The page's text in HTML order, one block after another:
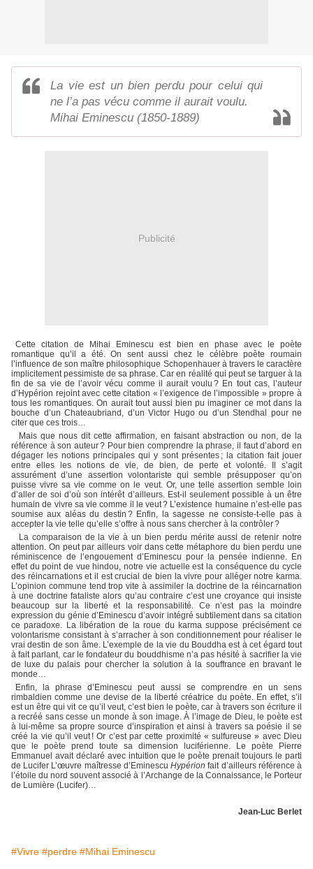
La vie est un bien perdu pour celui qui
ne l’a pas vécu comme il aurait voulu.
Mihai Eminescu (1850-1889)
Publicité
Cette citation de Mihai Eminescu est bien en phase avec le poète
romantique qu’il a été. On sent aussi chez le célèbre poète roumain
l’influence de son maître philosophique Schopenhauer à travers le caractère
implicitement pessimiste de sa phrase. Car en réalité qui peut se targuer à la
fin de sa vie de l’avoir vécu comme il aurait voulu ? En tout cas, l’auteur
d’Hypérion rejoint avec cette citation « l’exigence de l’impossible » propre à
tous les romantiques. On aurait tout aussi bien pu imaginer ce mot dans la
bouche d’un Chateaubriand, d’un Victor Hugo ou d’un Stendhal pour ne
citer que ces trois…
Mais que nous dit cette affirmation, en faisant abstraction ou non, de la
référence à son auteur ? Pour bien comprendre la phrase, il faut d’abord en
dégager les notions principales qui y sont présentes ; la citation fait jouer
entre elles les notions de vie, de bien, de perte et volonté. Il s’agit
assurément d’une assertion volontariste qui semble présupposer qu’on
puisse vivre sa vie comme on le veut. Or, une telle assertion semble loin
d’aller de soi d’où son intérêt d’ailleurs. Est-il seulement possible à un être
humain de vivre sa vie comme il le veut ? L’existence humaine n’est-elle pas
soumise aux aléas du destin ? Enfin, la sagesse ne consiste-t-elle pas à
accepter la vie telle qu’elle s’offre à nous sans chercher à la contrôler ?
La comparaison de la vie à un bien perdu mérite aussi de retenir notre
attention. On peut par ailleurs voir dans cette métaphore du bien perdu une
réminiscence de l’engouement d’Eminescu pour la pensée indienne. En
effet du point de vue hindou, notre vie actuelle est la conséquence du cycle
des réincarnations et il est crucial de bien la vivre pour alléger notre karma.
L’opinion commune tend trop vite à assimiler la doctrine de la réincarnation
à une doctrine fataliste alors qu’au contraire c’est une croyance qui insiste
beaucoup sur la liberté et la responsabilité. Ce n’est pas la moindre
expression du génie d’Eminescu d’avoir intégré subtilement dans sa citation
ce paradoxe. La libération de la roue du karma suppose précisément ce
volontarisme consistant à s’arracher à son conditionnement pour réaliser le
vrai destin de son âme. L’exemple de la vie du Bouddha est à cet égard tout
à fait parlant, car le fondateur du bouddhisme n’a pas hésité à sacrifier la vie
de luxe du palais pour chercher la solution à la souffrance en bravant le
monde…
Enfin, la phrase d’Eminescu peut aussi se comprendre en un sens
rimbaldien comme une devise de la liberté créatrice du poète. En effet, s’il
est un être qui vit ce qu’il veut, c’est bien le poète, car à travers son écriture il
a recréé sans cesse un monde à son image. À l’image de Dieu, le poète est
à lui-même sa propre source d’inspiration et ainsi à travers sa poésie il se
créé la vie qu’il veut ! Or c’est par cette proximité « sulfureuse » avec Dieu
que le poète prend toute sa dimension luciférienne. Le poète Pierre
Emmanuel avait déclaré avec intuition que le poète prenait toujours le parti
de Lucifer L’œuvre maîtresse d’EminescuHypérion fait d’ailleurs référence à
l’étoile du nord souvent associé à l’Archange de la Connaissance, le Porteur
de Lumière (Lucifer)…
Jean-Luc Berlet
#Vivre #perdre #Mihai Eminescu